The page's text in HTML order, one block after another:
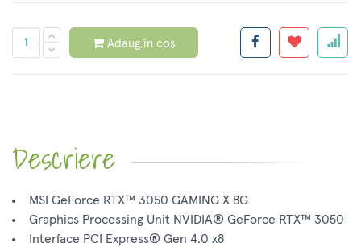
Adaug în coș
Descriere
MSI GeForce RTX™ 3050 GAMING X 8G
Graphics Processing Unit NVIDIA® GeForce RTX™ 3050
Interface PCI Express® Gen 4.0 x8